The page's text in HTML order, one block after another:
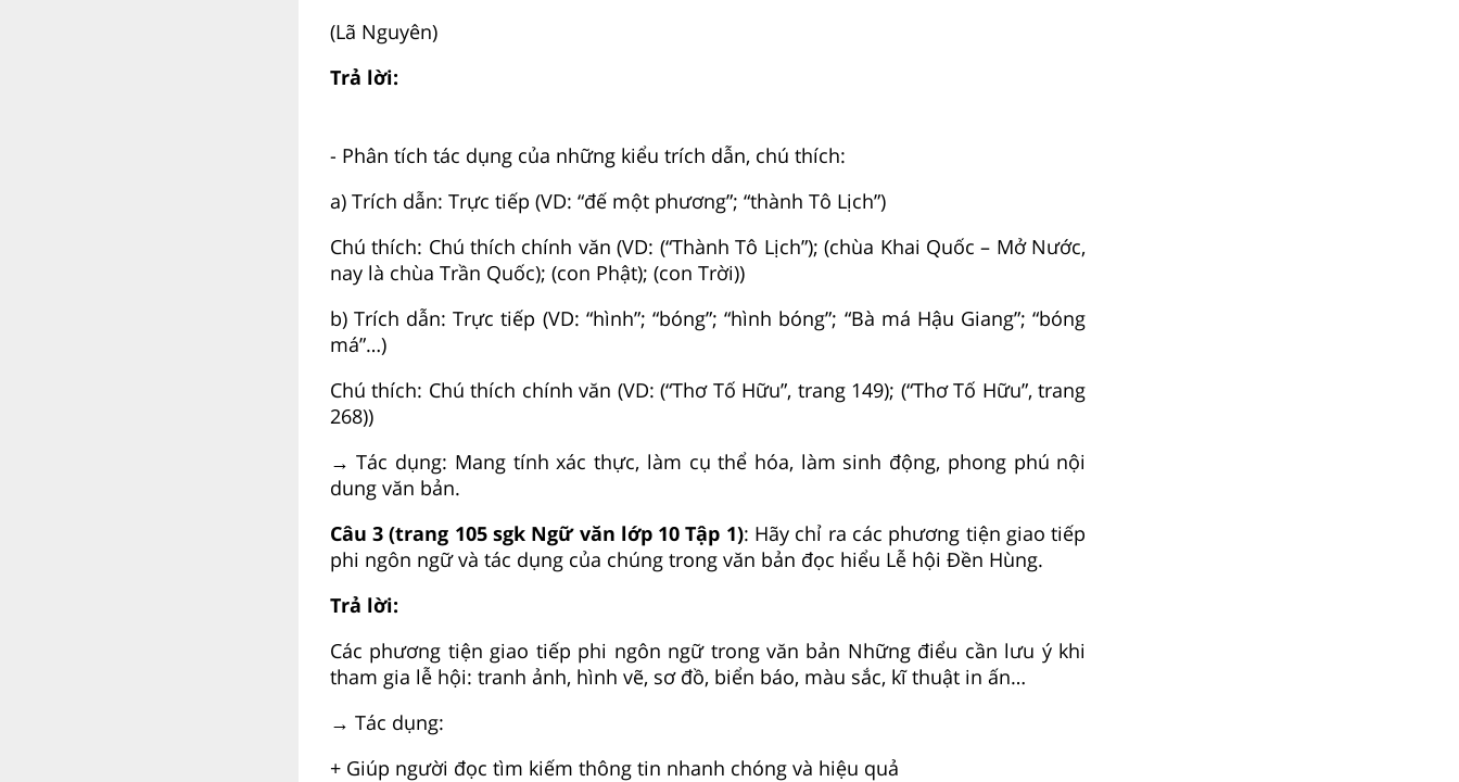
(Lã Nguyên)
Trả lời:
- Phân tích tác dụng của những kiểu trích dẫn, chú thích:
a) Trích dẫn: Trực tiếp (VD: “đế một phương”; “thành Tô Lịch”)
Chú thích: Chú thích chính văn (VD: (“Thành Tô Lịch”); (chùa Khai Quốc – Mở Nước,
nay là chùa Trần Quốc); (con Phật); (con Trời))
b) Trích dẫn: Trực tiếp (VD: “hình”; “bóng”; “hình bóng”; “Bà má Hậu Giang”; “bóng
má”…)
Chú thích: Chú thích chính văn (VD: (“Thơ Tố Hữu”, trang 149); (“Thơ Tố Hữu”, trang
268))
→ Tác dụng: Mang tính xác thực, làm cụ thể hóa, làm sinh động, phong phú nội
dung văn bản.
Câu 3 (trang 105 sgk Ngữ văn lớp 10 Tập 1): Hãy chỉ ra các phương tiện giao tiếp
phi ngôn ngữ và tác dụng của chúng trong văn bản đọc hiểu Lễ hội Đền Hùng.
Trả lời:
Các phương tiện giao tiếp phi ngôn ngữ trong văn bản Những điểu cần lưu ý khi
tham gia lễ hội: tranh ảnh, hình vẽ, sơ đồ, biển báo, màu sắc, kĩ thuật in ấn…
→ Tác dụng:
+ Giúp người đọc tìm kiếm thông tin nhanh chóng và hiệu quả